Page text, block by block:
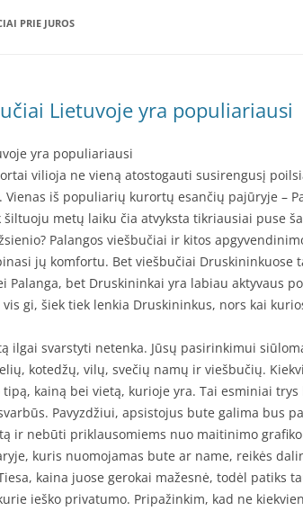
PRIE JUROS
Lietuvoje yra populiariausi
yra populiariausi
vilioja ne vieną atostogauti susirengusį
Vienas iš populiarių kurortų esančių pajūryje –
metų laiku čia atvyksta tikriausiai puse
Palangos viešbučiai ir kitos
jų komfortu. Bet viešbučiai Druskininkuose
Palanga, bet Druskininkai yra labiau aktyvaus
gi, šiek tiek lenkia Druskininkus, nors kai
ilgai svarstyti netenka. Jūsų pasirinkimui
kotedžų, vilų, svečių namų ir viešbučių.
kainą bei vietą, kurioje yra. Tai esminiai
Pavyzdžiui, apsistojus bute galima bus
ir nebūti priklausomiems nuo maitinimo
kuris nuomojamas bute ar name, reikės
kaina juose gerokai mažesnė, todėl patiks
ieško privatumo. Pripažinkim, kad ne